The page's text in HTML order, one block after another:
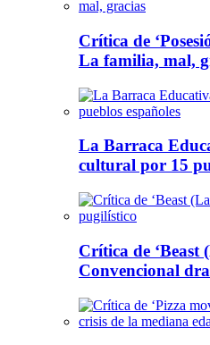
Crítica de
La familia, mal,
La Barraca
cultural por 15
Crítica de ‘Beast
Convencional